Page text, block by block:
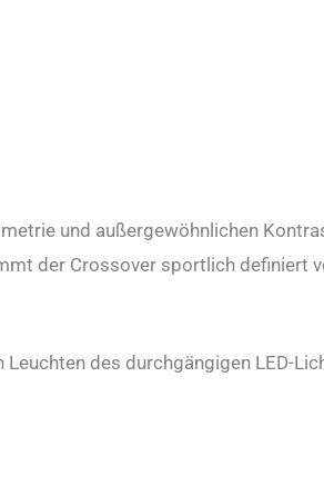
und außergewöhnlichen
der Crossover sportlich definiert
des durchgängigen LED-